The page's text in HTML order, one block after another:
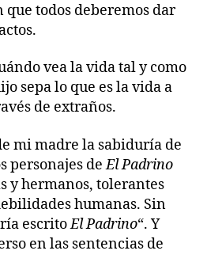
todos deberemos dar
vea la vida tal y como
sepa lo que es la vida a
de extraños.
mi madre la sabiduría de
personajes deEl Padrino
y hermanos, tolerantes
humanas. Sin
escritoEl Padrino“. Y
en las sentencias de